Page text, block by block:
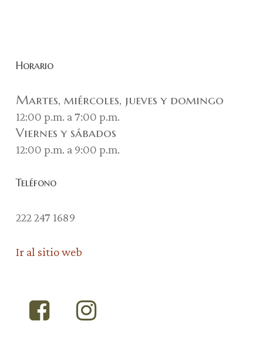
Horario
Martes, miércoles, jueves y domingo
12:00 p.m. a 7:00 p.m.
Viernes y sábados
12:00 p.m. a 9:00 p.m.
Teléfono
222 247 1689
Ir al sitio web